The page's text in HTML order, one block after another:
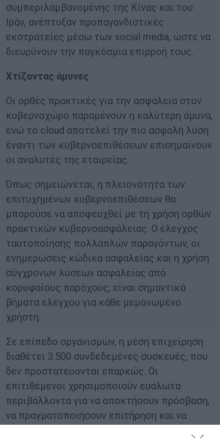
συμπεριλαμβανομένης της Κίνας και του
Ιράν, ανέπτυξαν προπαγανδιστικές
εκστρατείες μέσω των social media, ώστε να
διευρύνουν την παγκόσμια επιρροή τους.
Χτίζοντας άμυνες
Οι ορθές πρακτικές για την ασφάλεια στον
κυβερνοχώρο παραμένουν η καλύτερη άμυνα,
ενώ το cloud αποτελεί την πιο ασφαλή λύση
έναντι των κυβερνοεπιθέσεων επισημαίνουν
οι αναλυτές της εταιρείας.
Όπως σημειώνεται, η πλειονότητα των
επιτυχημένων κυβερνοεπιθέσεων θα
μπορούσε να αποφευχθεί με τη χρήση ορθών
πρακτικών κυβερνοασφάλειας. Ο έλεγχος
ταυτοποίησης πολλαπλών παραγόντων, οι
ενημερώσεις κώδικα ασφαλείας και η χρήση
σύγχρονων λύσεων ασφαλείας από
κορυφαίους παρόχους, είναι σημαντικά
βήματα ελέγχου για κάθε μεμονωμένο
χρήστη.
Σε επίπεδο οργανισμών, η μέση επιχείρηση
διαθέτει 3.500 συνδεδεμένες συσκευές, που
δεν προστατεύονται επαρκώς. Οι
επιτιθέμενοι χρησιμοποιούν ευάλωτα
περιβάλλοντα για να αποκτήσουν πρόσβαση,
να πραγματοποιήσουν επιτήρηση και να